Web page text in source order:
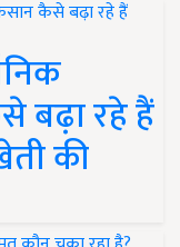
बढ़ा रहे हैं
की